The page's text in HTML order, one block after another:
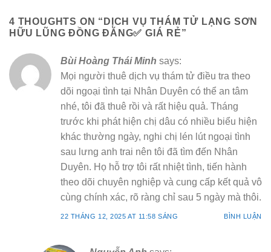
4 THOUGHTS ON “ DỊCH VỤ THÁM TỬ LẠNG SƠN
HỮU LŨNG ĐỒNG ĐĂNG✅ GIÁ RẺ”
Bùi Hoàng Thái Minh says:
Mọi người thuê dịch vụ thám tử điều tra theo
dõi ngoại tình tại Nhân Duyên có thể an tâm
nhé, tôi đã thuê rồi và rất hiệu quả. Tháng
trước khi phát hiện chị dâu có nhiều biểu hiện
khác thường ngày, nghi chị lén lút ngoại tình
sau lưng anh trai nên tôi đã tìm đến Nhân
Duyên. Họ hỗ trợ tôi rất nhiệt tình, tiến hành
theo dõi chuyên nghiệp và cung cấp kết quả vô
cùng chính xác, rõ ràng chỉ sau 5 ngày mà thôi.
22 THÁNG 12, 2025 AT 11:58 SÁNG BÌNH LUẬN